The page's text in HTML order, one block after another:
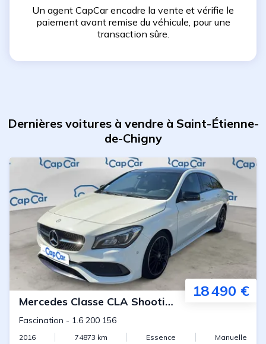
Un agent CapCar encadre la vente et vérifie le
paiement avant remise du véhicule, pour une
transaction sûre.
Dernières voitures à vendre à Saint-Étienne-
de-Chigny
18 490 €
Mercedes Classe CLA Shooting Brake
Fascination - 1.6 200 156
2016 74873 km Essence Manuelle